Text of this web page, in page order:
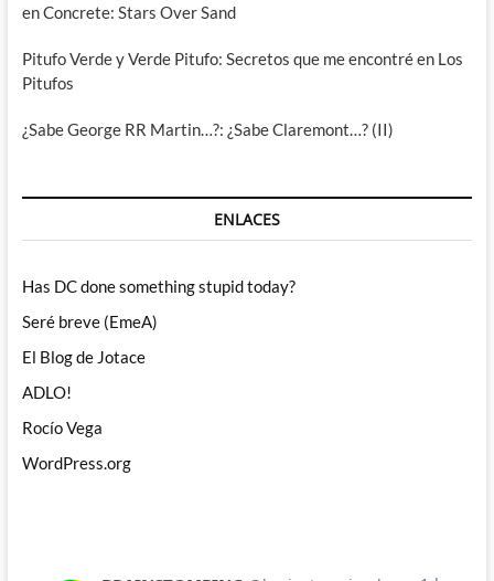
en Concrete: Stars Over Sand
Pitufo Verde y Verde Pitufo: Secretos que me encontré en Los
Pitufos
¿Sabe George RR Martin…?: ¿Sabe Claremont…? (II)
ENLACES
Has DC done something stupid today?
Seré breve (EmeA)
El Blog de Jotace
ADLO!
Rocío Vega
WordPress.org